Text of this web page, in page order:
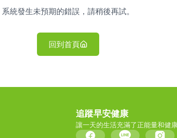
系統發生未預期的錯誤，請稍後再試。
回到首頁
追蹤早安健康
讓一天的生活充滿了正能量和健